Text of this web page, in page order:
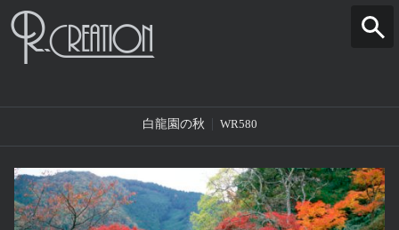
白龍園の秋 WR580